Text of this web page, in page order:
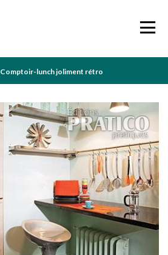
Comptoir-lunch joliment rétro